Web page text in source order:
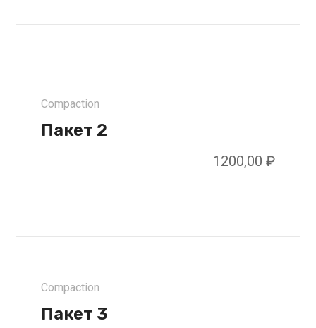
Compaction
Пакет 2
1200,00 ₽
Compaction
Пакет 3